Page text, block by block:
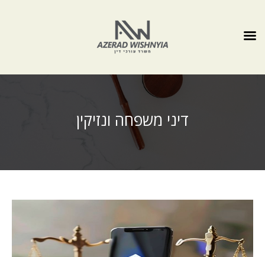
דיני משפחה ונזיקין